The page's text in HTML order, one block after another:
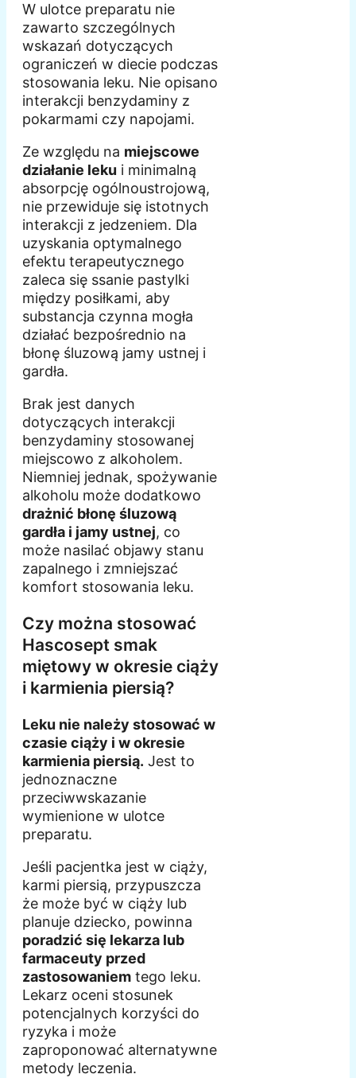
W ulotce preparatu nie
zawarto szczególnych
wskazań dotyczących
ograniczeń w diecie podczas
stosowania leku. Nie opisano
interakcji benzydaminy z
pokarmami czy napojami.
Ze względu na miejscowe
działanie leku i minimalną
absorpcję ogólnoustrojową,
nie przewiduje się istotnych
interakcji z jedzeniem. Dla
uzyskania optymalnego
efektu terapeutycznego
zaleca się ssanie pastylki
między posiłkami, aby
substancja czynna mogła
działać bezpośrednio na
błonę śluzową jamy ustnej i
gardła.
Brak jest danych
dotyczących interakcji
benzydaminy stosowanej
miejscowo z alkoholem.
Niemniej jednak, spożywanie
alkoholu może dodatkowo
drażnić błonę śluzową
gardła i jamy ustnej, co
może nasilać objawy stanu
zapalnego i zmniejszać
komfort stosowania leku.
Czy można stosować
Hascosept smak
miętowy w okresie ciąży
i karmienia piersią?
Leku nie należy stosować w
czasie ciąży i w okresie
karmienia piersią. Jest to
jednoznaczne
przeciwwskazanie
wymienione w ulotce
preparatu.
Jeśli pacjentka jest w ciąży,
karmi piersią, przypuszcza
że może być w ciąży lub
planuje dziecko, powinna
poradzić się lekarza lub
farmaceuty przed
zastosowaniem tego leku.
Lekarz oceni stosunek
potencjalnych korzyści do
ryzyka i może
zaproponować alternatywne
metody leczenia.